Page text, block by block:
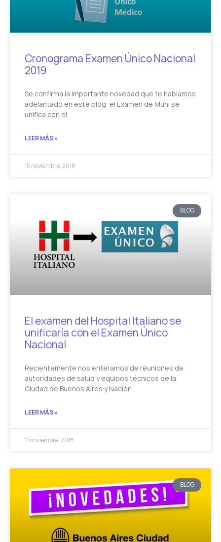
Cronograma Examen Único Nacional
2019
Se confirma la importante novedad que te habíamos
adelantado en este blog: el Examen de Muni se
unifica con el
LEER MÁS »
15 noviembre, 2018
BLOG
El examen del Hospital Italiano se
unificaría con el Examen Único
Nacional
Recientemente nos enteramos de reuniones de
autoridades de salud y equipos técnicos de la
Ciudad de Buenos Aires y Nación
LEER MÁS »
11 noviembre, 2018
BLOG